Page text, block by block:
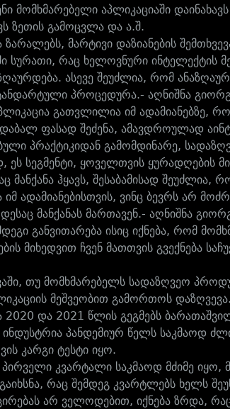
მომხმარებელი აპლიკაციაში
ზეთის გამოცვლა და ა.შ.
ზარალებს, მარტივი დაზიანების
სურათი, რაც ხელოვნური ინტელექტის
ასევე შეუძლია, რომ
პროცედურა.- აღნიშნა
გათვლილია იმ ადამიანებზე,
ფასად შეძენა, ამავდროულად
პრაქტიკიდან გამომდინარე,
ეს სეგმენტი, ყოველთვის ყურადღების
მანქანა ჰყავს, შესაბამისად
ადამიანებისთვის, ვინც ბევრს არ
მანქანას მართავენ.- აღნიშნა
განვითარება ისიც იქნება, რომ
მიხედვით ჩვენ მათთვის გვექნება
თუ მომხმარებელს სადაზღვეო
მეშვეობით გამორთოს დაზღვევა.
2020 და 2021 წლის გეგმებს
პანდემიურ წელს საკმაოდ
კარგი ტესტი იყო.
კვარტალი საკმაოდ მძიმე იყო,
რაც შემდეგ კვარტლებს ხელს
არ ველოდებით, იქნება ზრდა,